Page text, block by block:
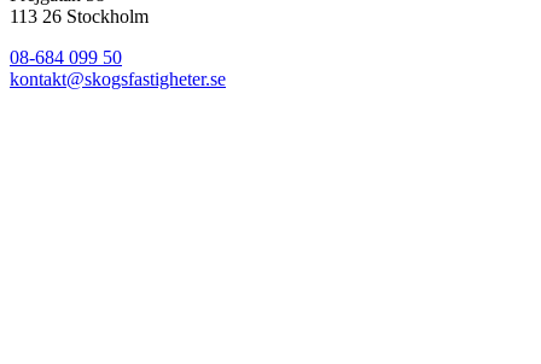
113 26 Stockholm
08-684 099 50
kontakt@skogsfastigheter.se